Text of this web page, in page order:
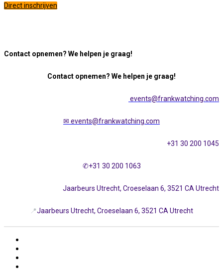
Direct inschrijven
Contact opnemen? We helpen je graag!
Contact opnemen? We helpen je graag!
events@frankwatching.com
✉ events@frankwatching.com
+31 30 200 1045
✆+31 30 200 1063
Jaarbeurs Utrecht, Croeselaan 6, 3521 CA Utrecht
📍Jaarbeurs Utrecht, Croeselaan 6, 3521 CA Utrecht